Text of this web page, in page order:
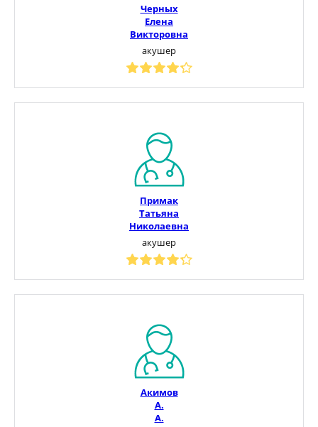
Черных
Елена
Викторовна
акушер
Примак
Татьяна
Николаевна
акушер
Акимов
А.
А.